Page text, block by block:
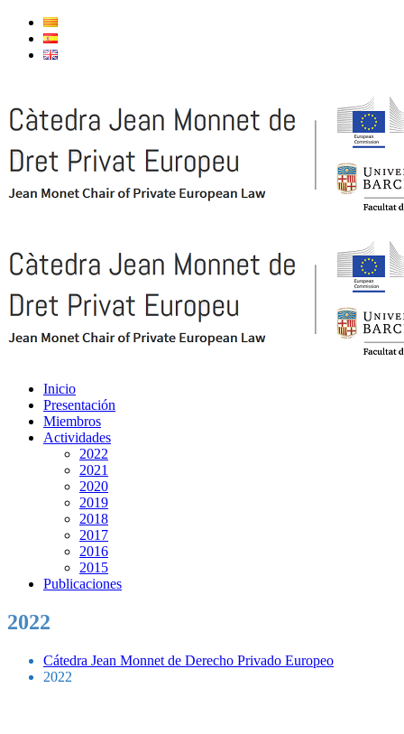
Inicio
Presentación
Miembros
Actividades
2022
2021
2020
2019
2018
2017
2016
2015
Publicaciones
2022
Cátedra Jean Monnet de Derecho Privado Europeo
2022